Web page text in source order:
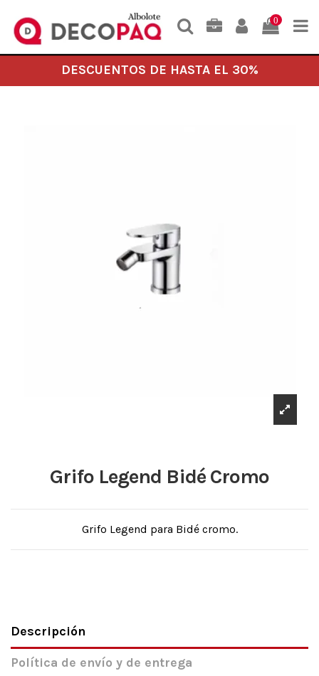
0
DESCUENTOS DE HASTA EL 30%
Grifo Legend Bidé Cromo
Grifo Legend para Bidé cromo.
Descripción
Política de envío y de entrega